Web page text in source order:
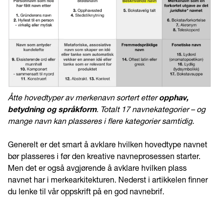
Åtte hovedtyper av merkenavn sortert etteropphav,
betydning og språkform. Totalt 17 navnekategorier – og
mange navn kan plasseres i flere kategorier samtidig.
Generelt er det smart å avklare hvilken hovedtype navnet
bør plasseres i før den kreative navneprosessen starter.
Men det er også avgjørende å avklare hvilken plass
navnet har i merkearkitekturen. Nederst i artikkelen finner
du lenke til vår oppskrift på en god navnebrif.